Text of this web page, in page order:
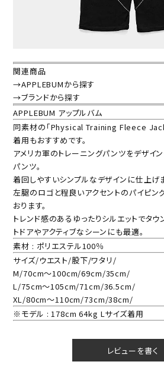
関連商品
→APPLEBUMから探す
→ブランドから探す
APPLEBUM アップルバム
同素材の「Physical Training Fleece
着用もおすすめです。
アメリカ軍のトレーニングパンツをデザイ
パンツ。
着回しやすいシンプルなデザインに仕上げ
左腿のロゴと程良いアクセントのパイピン
おります。
トレンド感のあるゆったりシルエットでタウ
トドアやアクティブなシーンにも最適。
素材 : ポリエステル100％
サイズ/ウエスト/股下/ワタリ/
M/70cm～100cm/69cm/35cm/
L/75cm～105cm/71cm/36.5cm/
XL/80cm～110cm/73cm/38cm/
※モデル : 178cm 64kg Lサイズ着用
レビューを書く